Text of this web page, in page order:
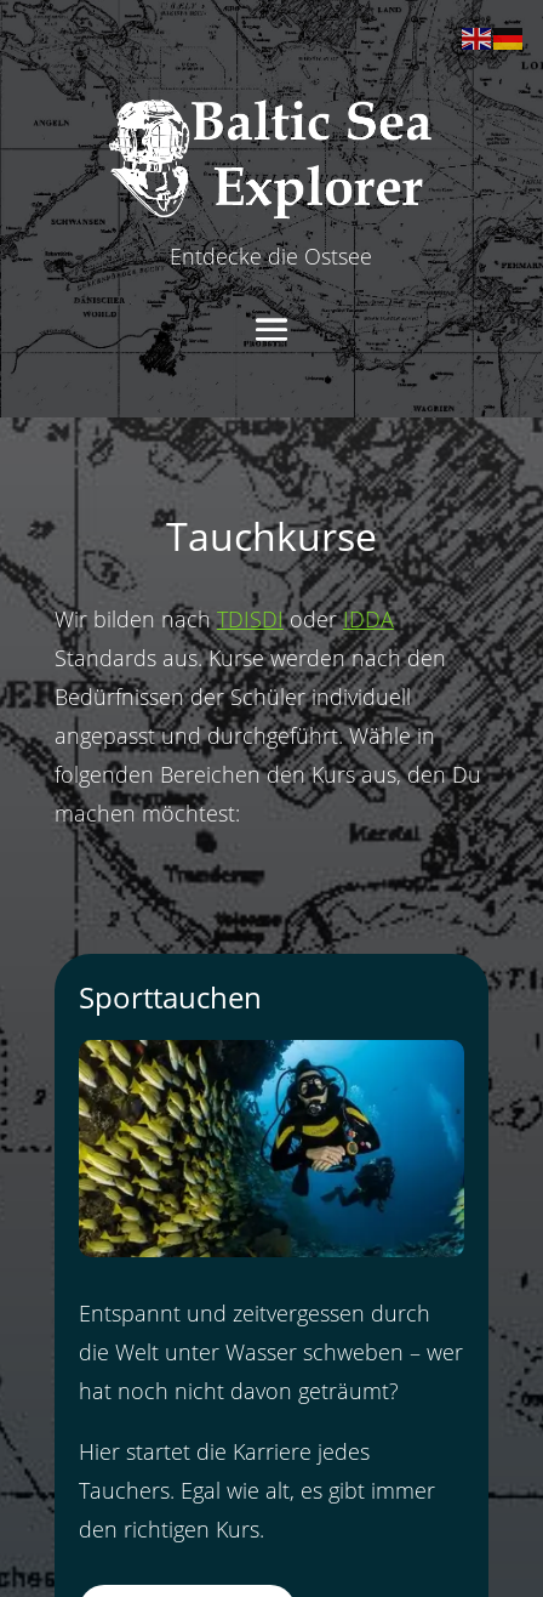
Entdecke die Ostsee
Tauchkurse
Wir bilden nachTDISDIoderIDDA
Standards aus. Kurse werden nach den
Bedürfnissen der Schüler individuell
angepasst und durchgeführt. Wähle in
folgenden Bereichen den Kurs aus, den Du
machen möchtest:
Sporttauchen
Entspannt und zeitvergessen durch
die Welt unter Wasser schweben – wer
hat noch nicht davon geträumt?
Hier startet die Karriere jedes
Tauchers. Egal wie alt, es gibt immer
den richtigen Kurs.